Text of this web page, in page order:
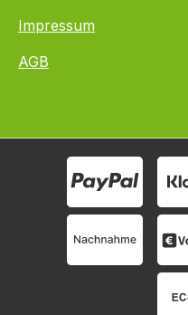
Impressum
AGB